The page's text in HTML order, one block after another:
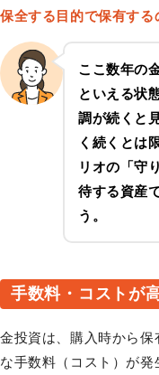
保全する目的で保有する
ここ数年の
といえる状
調が続くと
く続くとは
リオの「守
待する資産
う。
手数料・コストが
金投資は、購入時から保
な手数料（コスト）が発